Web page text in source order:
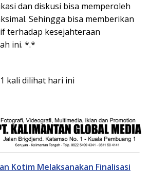
dan diskusi bisa memperoleh
Sehingga bisa memberikan
terhadap kesejahteraan
ini. *.*
kali dilihat hari ini
Kotim Melaksanakan Finalisasi